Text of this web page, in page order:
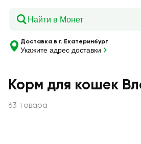
Доставка в г. Екатеринбург
Укажите адрес доставки
Корм для кошек
63 товара